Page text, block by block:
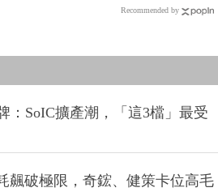
Recommended by
：SoIC擴產潮，「這3檔」最受
飆破極限，奇鋐、健策卡位高毛